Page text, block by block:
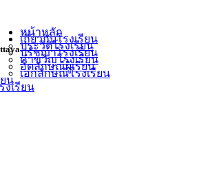
หน้าหลัก
เกี่ยวกับโรงเรียน
ประวัติโรงเรียน
ปรัชญาโรงเรียน
คำขวัญโรงเรียน
อัตลักษณ์ผู้เรียน
เอกลักษณ์โรงเรียน
น
งเรียน